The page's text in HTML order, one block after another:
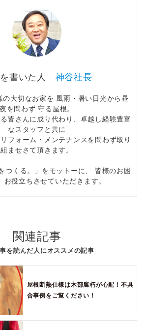
神谷社長
の大切なお家を 風雨・暑い日光から昼
夜を問わず 守る屋根。
皆さんに成り代わり、卓越し経験豊富
なスタッフと共に
フォーム・メンテナンスを問わず取り
組ませさて頂きます。
つくる。」をモットーに、 皆様のお困
お役立ちさせていただきます。
関連記事
を読んだ人にオススメの記事
屋根断熱仕様は木部腐朽が心配！不具
合事例をご覧ください！